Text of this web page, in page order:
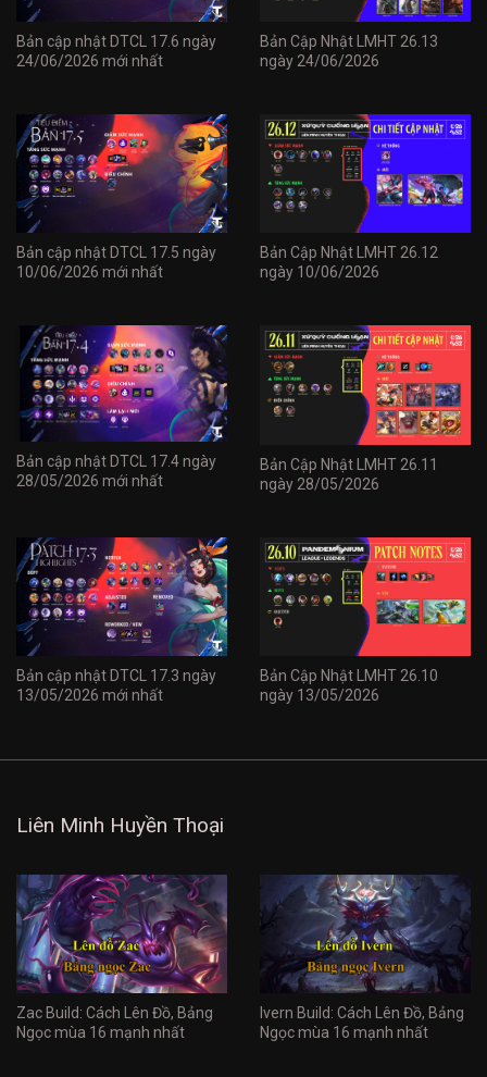
Bản cập nhật DTCL 17.6 ngày
24/06/2026 mới nhất
Bản Cập Nhật LMHT 26.13
ngày 24/06/2026
Bản cập nhật DTCL 17.5 ngày
10/06/2026 mới nhất
Bản Cập Nhật LMHT 26.12
ngày 10/06/2026
Bản cập nhật DTCL 17.4 ngày
28/05/2026 mới nhất
Bản Cập Nhật LMHT 26.11
ngày 28/05/2026
Bản cập nhật DTCL 17.3 ngày
13/05/2026 mới nhất
Bản Cập Nhật LMHT 26.10
ngày 13/05/2026
Liên Minh Huyền Thoại
Zac Build: Cách Lên Đồ, Bảng
Ngọc mùa 16 mạnh nhất
Ivern Build: Cách Lên Đồ, Bảng
Ngọc mùa 16 mạnh nhất